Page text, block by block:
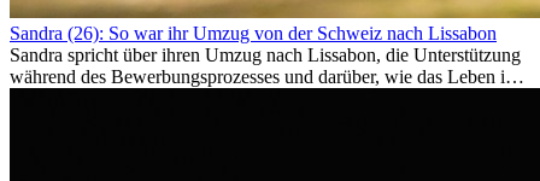
Sandra (26): So war ihr Umzug von der Schweiz nach Lissabon
Sandra spricht über ihren Umzug nach Lissabon, die Unterstützung
während des Bewerbungsprozesses und darüber, wie das Leben im